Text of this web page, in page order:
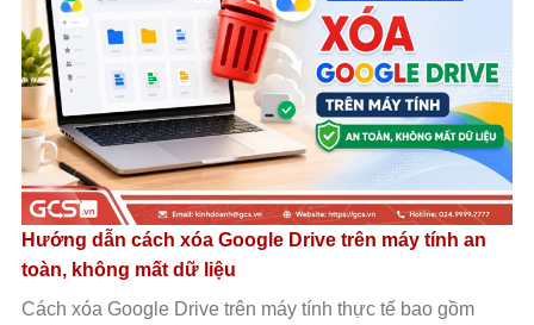
Tích hợp Google Drive với Grok Studio: Hướng dẫn
cách kết nối chi tiết
Tích hợp Google Drive với Grok Studio giúp người dùng